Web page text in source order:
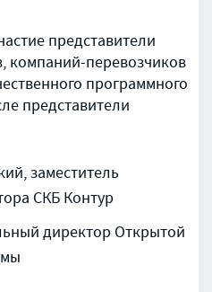
представители
компаний-перевозчиков
программного
представители
заместитель
СКБ Контур
директор Открытой